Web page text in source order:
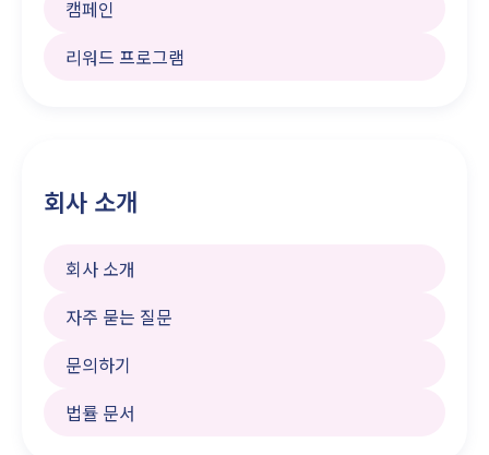
캠페인
리워드 프로그램
회사 소개
회사 소개
자주 묻는 질문
문의하기
법률 문서